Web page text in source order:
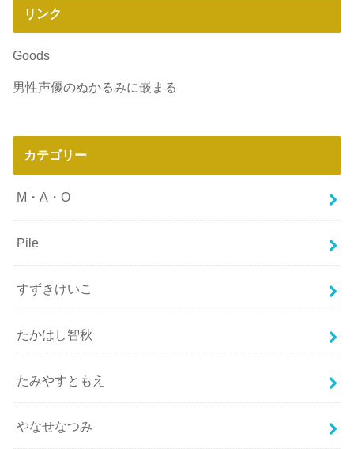
リンク
Goods
男性声優のぬかるみに嵌まる
カテゴリー
M・A・O
Pile
すずきけいこ
たかはし智秋
たみやすともえ
やなせなつみ